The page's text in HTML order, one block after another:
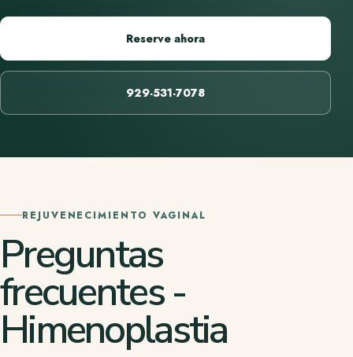
Reserve ahora
929-531-7078
REJUVENECIMIENTO VAGINAL
Preguntas
frecuentes -
Himenoplastia